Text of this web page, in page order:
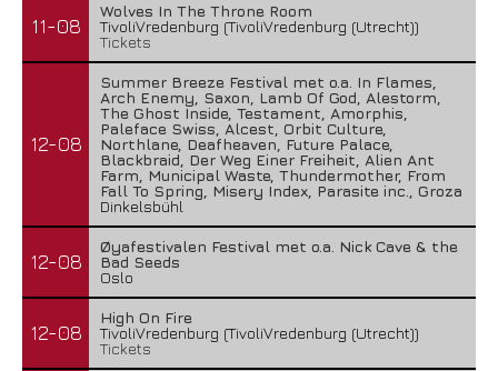
11-08
Wolves In The Throne Room
TivoliVredenburg (TivoliVredenburg (Utrecht))
Tickets
12-08
Summer Breeze Festival met o.a. In Flames,
Arch Enemy, Saxon, Lamb Of God, Alestorm,
The Ghost Inside, Testament, Amorphis,
Paleface Swiss, Alcest, Orbit Culture,
Northlane, Deafheaven, Future Palace,
Blackbraid, Der Weg Einer Freiheit, Alien Ant
Farm, Municipal Waste, Thundermother, From
Fall To Spring, Misery Index, Parasite inc., Groza
Dinkelsbühl
12-08
Øyafestivalen Festival met o.a. Nick Cave & the
Bad Seeds
Oslo
12-08
High On Fire
TivoliVredenburg (TivoliVredenburg (Utrecht))
Tickets